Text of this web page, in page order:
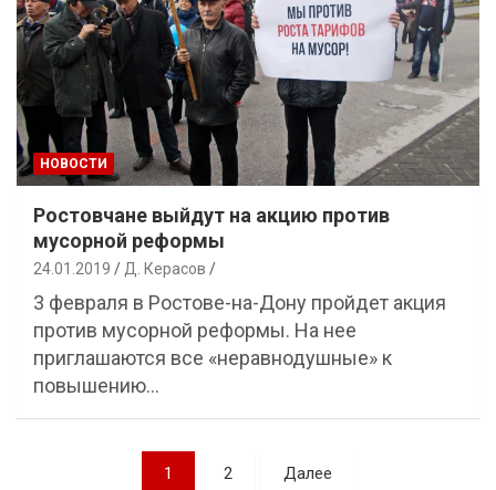
НОВОСТИ
Ростовчане выйдут на акцию против
мусорной реформы
24.01.2019 Д. Керасов
3 февраля в Ростове-на-Дону пройдет акция
против мусорной реформы. На нее
приглашаются все «неравнодушные» к
повышению…
1 2 Далее